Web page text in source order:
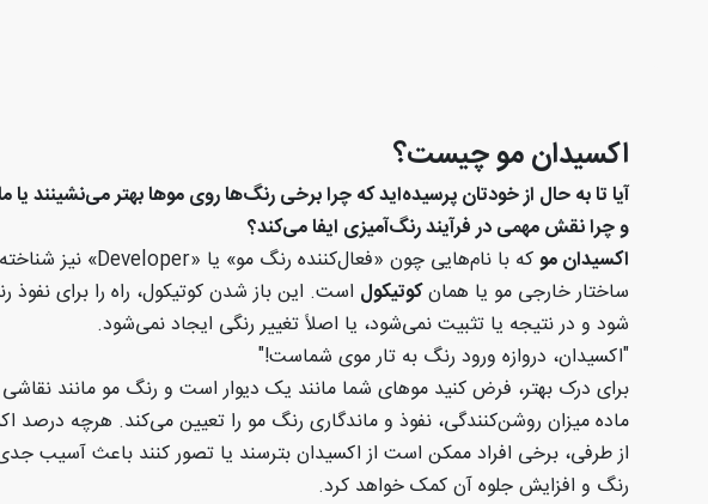
اکسیدان مو چیست؟
آیا تا به حال از خودتان پرسیده‌اید که چرا برخی رنگ‌ها روی موها بهتر می‌نشینند یا
و چرا نقش مهمی در فرآیند رنگ‌آمیزی ایفا می‌کند؟
اکسیدان موکه با نام‌هایی چون «فعال‌کننده رنگ مو» یا «Developer» نیز
ساختار خارجی مو یا همانکوتیکول است. این باز شدن کوتیکول، راه را برای
شود و در نتیجه یا تثبیت نمی‌شود، یا اصلاً تغییر رنگی ایجاد نمی‌شود.
"اکسیدان، دروازه ورود رنگ به تار موی شماست!"
برای درک بهتر، فرض کنید موهای شما مانند یک دیوار است و رنگ مو مانند
ماده میزان روشن‌کنندگی، نفوذ و ماندگاری رنگ مو را تعیین می‌کند. هرچه درصد
از طرفی، برخی افراد ممکن است از اکسیدان بترسند یا تصور کنند باعث آسیب جدی
رنگ و افزایش جلوه آن کمک خواهد کرد.